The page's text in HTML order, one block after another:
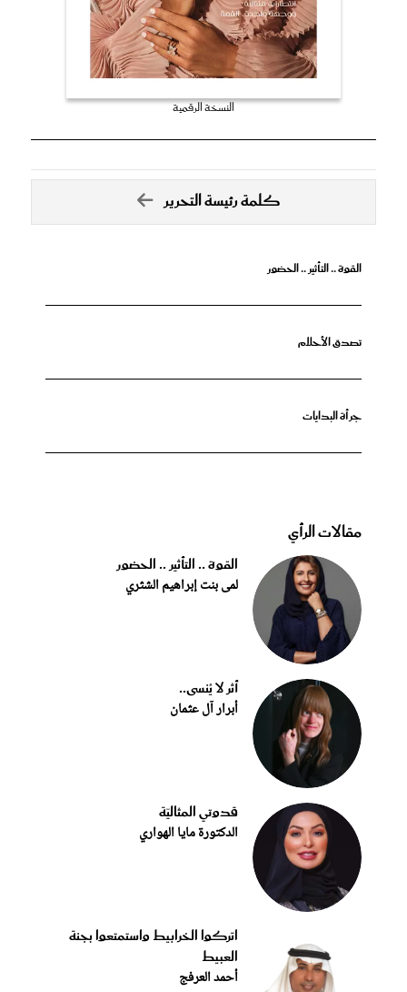
النسخة الرقمية
كلمة رئيسة التحرير
القوة .. التأثير .. الحضور
تصدق الأحلام
جرأة البدايات
مقالات الرأي
القوة .. التأثير .. الحضور
لمى بنت إبراهيم الشثري
أثر لا يُنسى..
أبرار آل عثمان
قدوتي المثاليّة
الدكتورة مايا الهواري
اتركوا الخرابيط واستمتعوا بجنة
العبيط
أحمد العرفج